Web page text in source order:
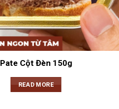
Pate Cột Đèn 150g
READ MORE